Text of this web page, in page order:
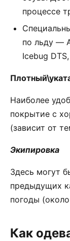
процессе
по льду —
Icebug
Наиболее
покрытие с
(зависит от
Экипировка
Здесь могут
предыдущих
погоды
Как